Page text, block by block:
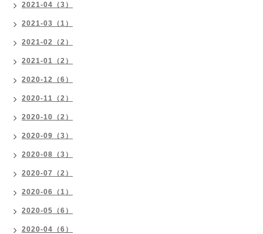
2021-04（3）
2021-03（1）
2021-02（2）
2021-01（2）
2020-12（6）
2020-11（2）
2020-10（2）
2020-09（3）
2020-08（3）
2020-07（2）
2020-06（1）
2020-05（6）
2020-04（6）